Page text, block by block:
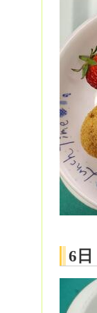
6日